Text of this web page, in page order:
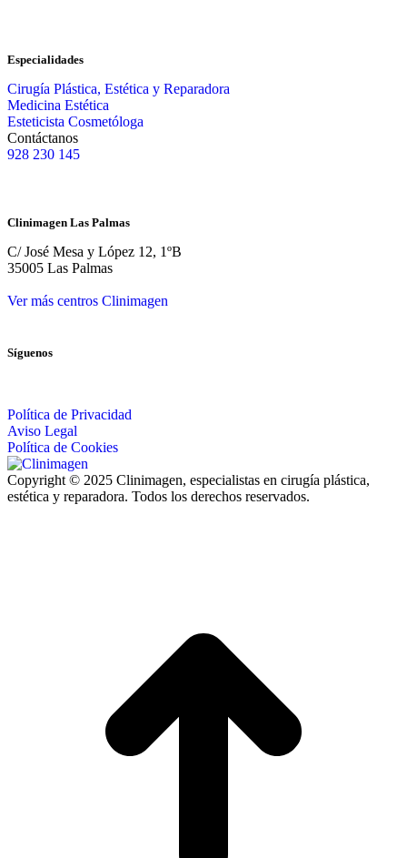
Especialidades
Cirugía Plástica, Estética y Reparadora
Medicina Estética
Esteticista Cosmetóloga
Contáctanos
928 230 145
Clinimagen Las Palmas
C/ José Mesa y López 12, 1ºB
35005 Las Palmas
Ver más centros Clinimagen
Síguenos
Política de Privacidad
Aviso Legal
Política de Cookies
Copyright © 2025 Clinimagen, especialistas en cirugía plástica,
estética y reparadora. Todos los derechos reservados.